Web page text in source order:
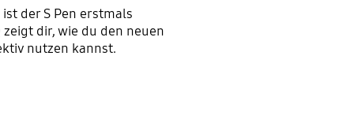
ist der S Pen erstmals
dir, wie du den neuen
nutzen kannst.